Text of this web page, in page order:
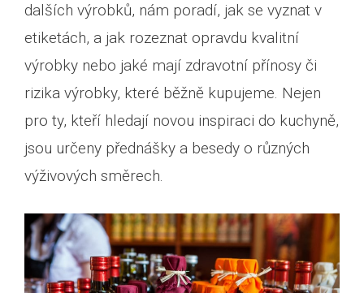
dalších výrobků, nám poradí, jak se vyznat v
etiketách, a jak rozeznat opravdu kvalitní
výrobky nebo jaké mají zdravotní přínosy či
rizika výrobky, které běžně kupujeme. Nejen
pro ty, kteří hledají novou inspiraci do kuchyně,
jsou určeny přednášky a besedy o různých
výživových směrech.